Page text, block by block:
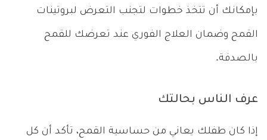
بإمكانك أن تتخذ خطوات لتجنب التعرض لبروتينات
القمح وضمان العلاج الفوري عند تعرضك للقمح
بالصدفة.
عرف الناس بحالتك
إذا كان طفلك يعاني من حساسية القمح، تأكد أن كل